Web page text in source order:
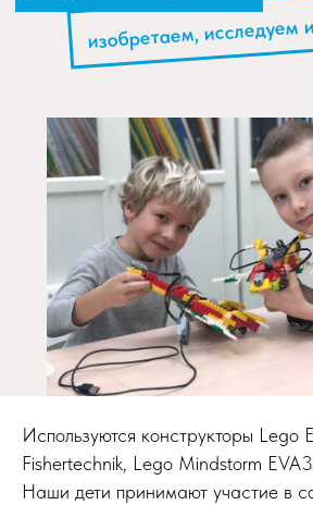
Используются конструкторы Lego
Fishertechnik, Lego Mindstorm
Наши дети принимают участие в